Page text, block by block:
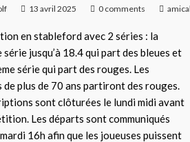
13 avril 2025 0 comments
en stableford avec 2 séries : la
série jusqu’à 18.4 qui part des bleues et
série qui part des rouges. Les
de plus de 70 ans partiront des rouges.
sont clôturées le lundi midi avant
Les départs sont communiqués
16h afin que les joueuses puissent